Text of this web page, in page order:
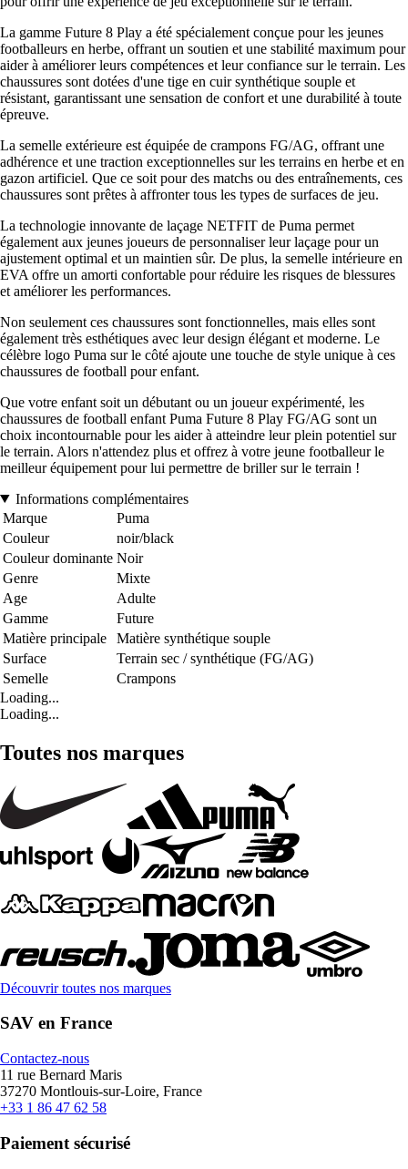
La gamme Future 8 Play a été spécialement conçue pour les jeunes
footballeurs en herbe, offrant un soutien et une stabilité maximum pour
aider à améliorer leurs compétences et leur confiance sur le terrain. Les
chaussures sont dotées d'une tige en cuir synthétique souple et
résistant, garantissant une sensation de confort et une durabilité à toute
épreuve.
La semelle extérieure est équipée de crampons FG/AG, offrant une
adhérence et une traction exceptionnelles sur les terrains en herbe et en
gazon artificiel. Que ce soit pour des matchs ou des entraînements, ces
chaussures sont prêtes à affronter tous les types de surfaces de jeu.
La technologie innovante de laçage NETFIT de Puma permet
également aux jeunes joueurs de personnaliser leur laçage pour un
ajustement optimal et un maintien sûr. De plus, la semelle intérieure en
EVA offre un amorti confortable pour réduire les risques de blessures
et améliorer les performances.
Non seulement ces chaussures sont fonctionnelles, mais elles sont
également très esthétiques avec leur design élégant et moderne. Le
célèbre logo Puma sur le côté ajoute une touche de style unique à ces
chaussures de football pour enfant.
Que votre enfant soit un débutant ou un joueur expérimenté, les
chaussures de football enfant Puma Future 8 Play FG/AG sont un
choix incontournable pour les aider à atteindre leur plein potentiel sur
le terrain. Alors n'attendez plus et offrez à votre jeune footballeur le
meilleur équipement pour lui permettre de briller sur le terrain !
Informations complémentaires
Marque
Puma
Couleur
noir/black
Couleur dominante Noir
Genre
Mixte
Age
Adulte
Gamme
Future
Matière principale
Matière synthétique souple
Surface
Terrain sec / synthétique (FG/AG)
Semelle
Crampons
Loading...
Loading...
Toutes nos marques
Découvrir toutes nos marques
SAV en France
Contactez-nous
11 rue Bernard Maris
37270 Montlouis-sur-Loire, France
+33 1 86 47 62 58
Paiement sécurisé